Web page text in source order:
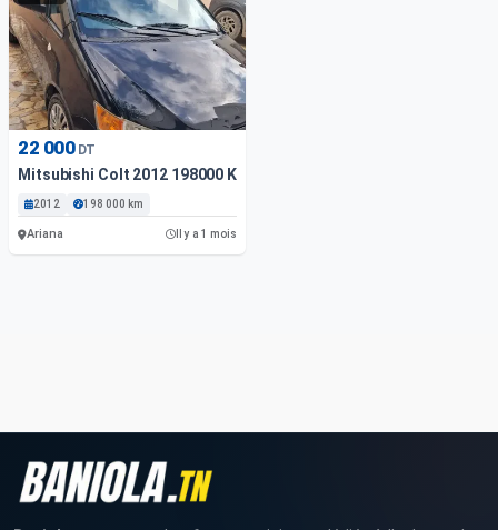
22 000 DT
Mitsubishi Colt 2012 198000 Km
2012 198 000 km
Ariana Il y a 1 mois